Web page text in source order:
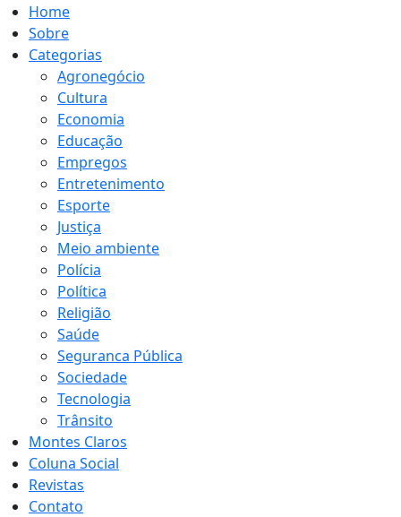
Home
Sobre
Categorias
Agronegócio
Cultura
Economia
Educação
Empregos
Entretenimento
Esporte
Justiça
Meio ambiente
Polícia
Política
Religião
Saúde
Seguranca Pública
Sociedade
Tecnologia
Trânsito
Montes Claros
Coluna Social
Revistas
Contato